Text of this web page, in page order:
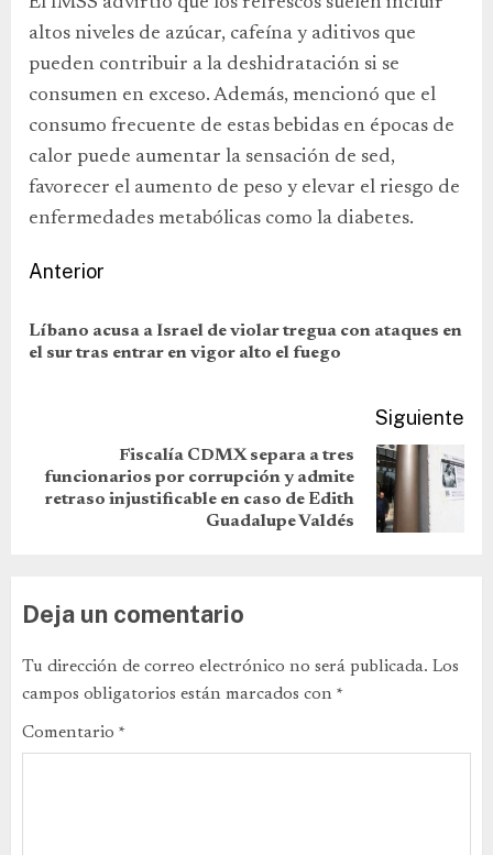
altos niveles de azúcar, cafeína y aditivos que
pueden contribuir a la deshidratación si se
consumen en exceso. Además, mencionó que el
consumo frecuente de estas bebidas en épocas de
calor puede aumentar la sensación de sed,
favorecer el aumento de peso y elevar el riesgo de
enfermedades metabólicas como la diabetes.
Anterior
Líbano acusa a Israel de violar tregua con ataques en
el sur tras entrar en vigor alto el fuego
Siguiente
Fiscalía CDMX separa a tres
funcionarios por corrupción y admite
retraso injustificable en caso de Edith
Guadalupe Valdés
Deja un comentario
Tu dirección de correo electrónico no será publicada. Los
campos obligatorios están marcados con *
Comentario *